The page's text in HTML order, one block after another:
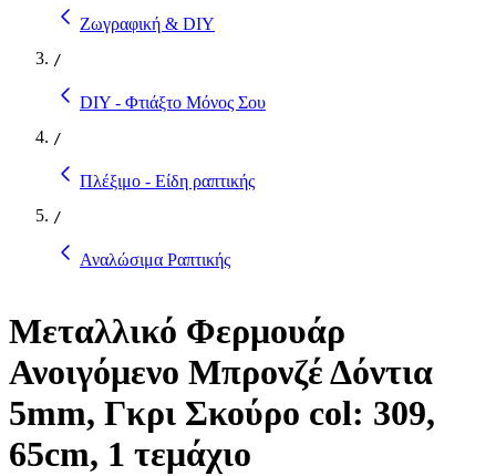
Ζωγραφική & DIY
/
DIY - Φτιάξτο Μόνος Σου
/
Πλέξιμο - Είδη ραπτικής
/
Αναλώσιμα Ραπτικής
Μεταλλικό Φερμουάρ
Ανοιγόμενο Μπρονζέ Δόντια
5mm, Γκρι Σκούρο col: 309,
65cm, 1 τεμάχιο